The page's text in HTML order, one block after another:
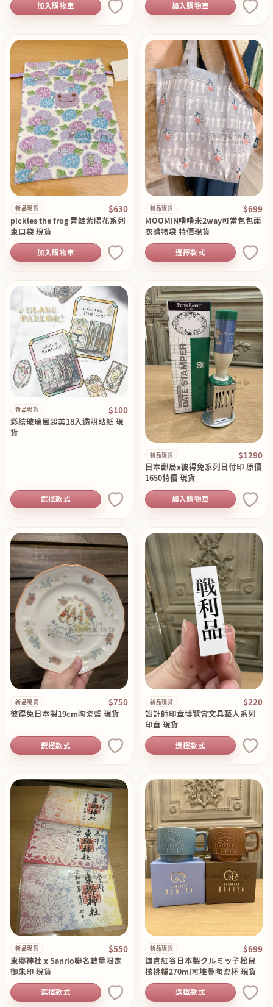
加入購物車 加入購物車
新品現貨 $630
pickles the frog 青蛙紫陽花系列
束口袋 現貨
加入購物車
新品現貨 $699
MOOMIN嚕嚕米2way可當包包雨
衣購物袋 特價現貨
選擇款式
新品現貨 $100
彩繪玻璃風超美18入透明貼紙 現
貨
選擇款式
新品現貨 $1290
日本郵局x彼得免系列日付印 原價
1650特價 現貨
加入購物車
新品現貨 $750
彼得兔日本製19cm陶瓷盤 現貨
選擇款式
新品現貨 $220
設計師印章博覽會文具藝人系列
印章 現貨
選擇款式
新品現貨 $550
東鄉神社 x Sanrio聯名數量限定
御朱印 現貨
選擇款式
新品現貨 $699
鎌倉紅谷日本製クルミッ子松鼠
核桃糕270ml可堆疊陶瓷杯 現貨
選擇款式